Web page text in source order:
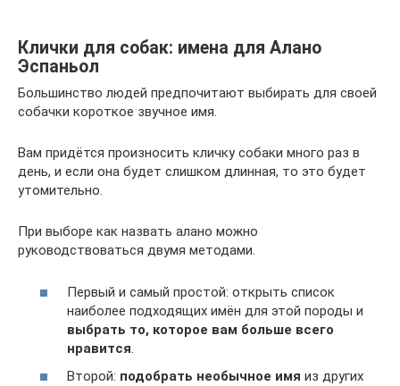
Клички для собак: имена для Алано
Эспаньол
Большинство людей предпочитают выбирать для своей
собачки короткое звучное имя.
Вам придётся произносить кличку собаки много раз в
день, и если она будет слишком длинная, то это будет
утомительно.
При выборе как назвать алано можно
руководствоваться двумя методами.
Первый и самый простой: открыть список
наиболее подходящих имён для этой породы и
выбрать то, которое вам больше всего
нравится.
Второй: подобрать необычное имя из других